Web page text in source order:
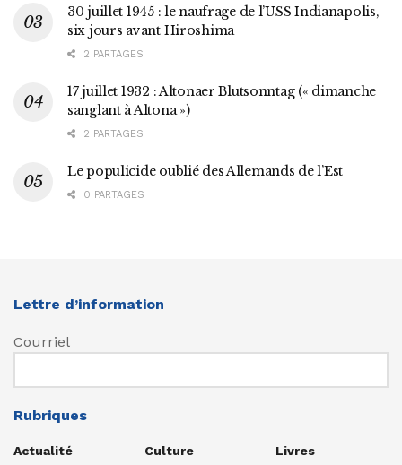
30 juillet 1945 : le naufrage de l’USS Indianapolis,
six jours avant Hiroshima
2 PARTAGES
17 juillet 1932 : Altonaer Blutsonntag (« dimanche
sanglant à Altona »)
2 PARTAGES
Le populicide oublié des Allemands de l’Est
0 PARTAGES
Lettre d’information
Courriel
Rubriques
Actualité
Culture
Livres